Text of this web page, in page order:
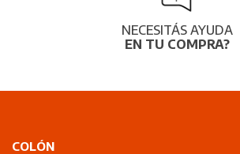
NECESITÁS AYUDA
EN TU COMPRA?
COLÓN